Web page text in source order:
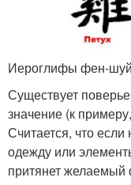
Иероглифы фен-
Существует
значение (к
Считается, что если
одежду или
притянет желаемый